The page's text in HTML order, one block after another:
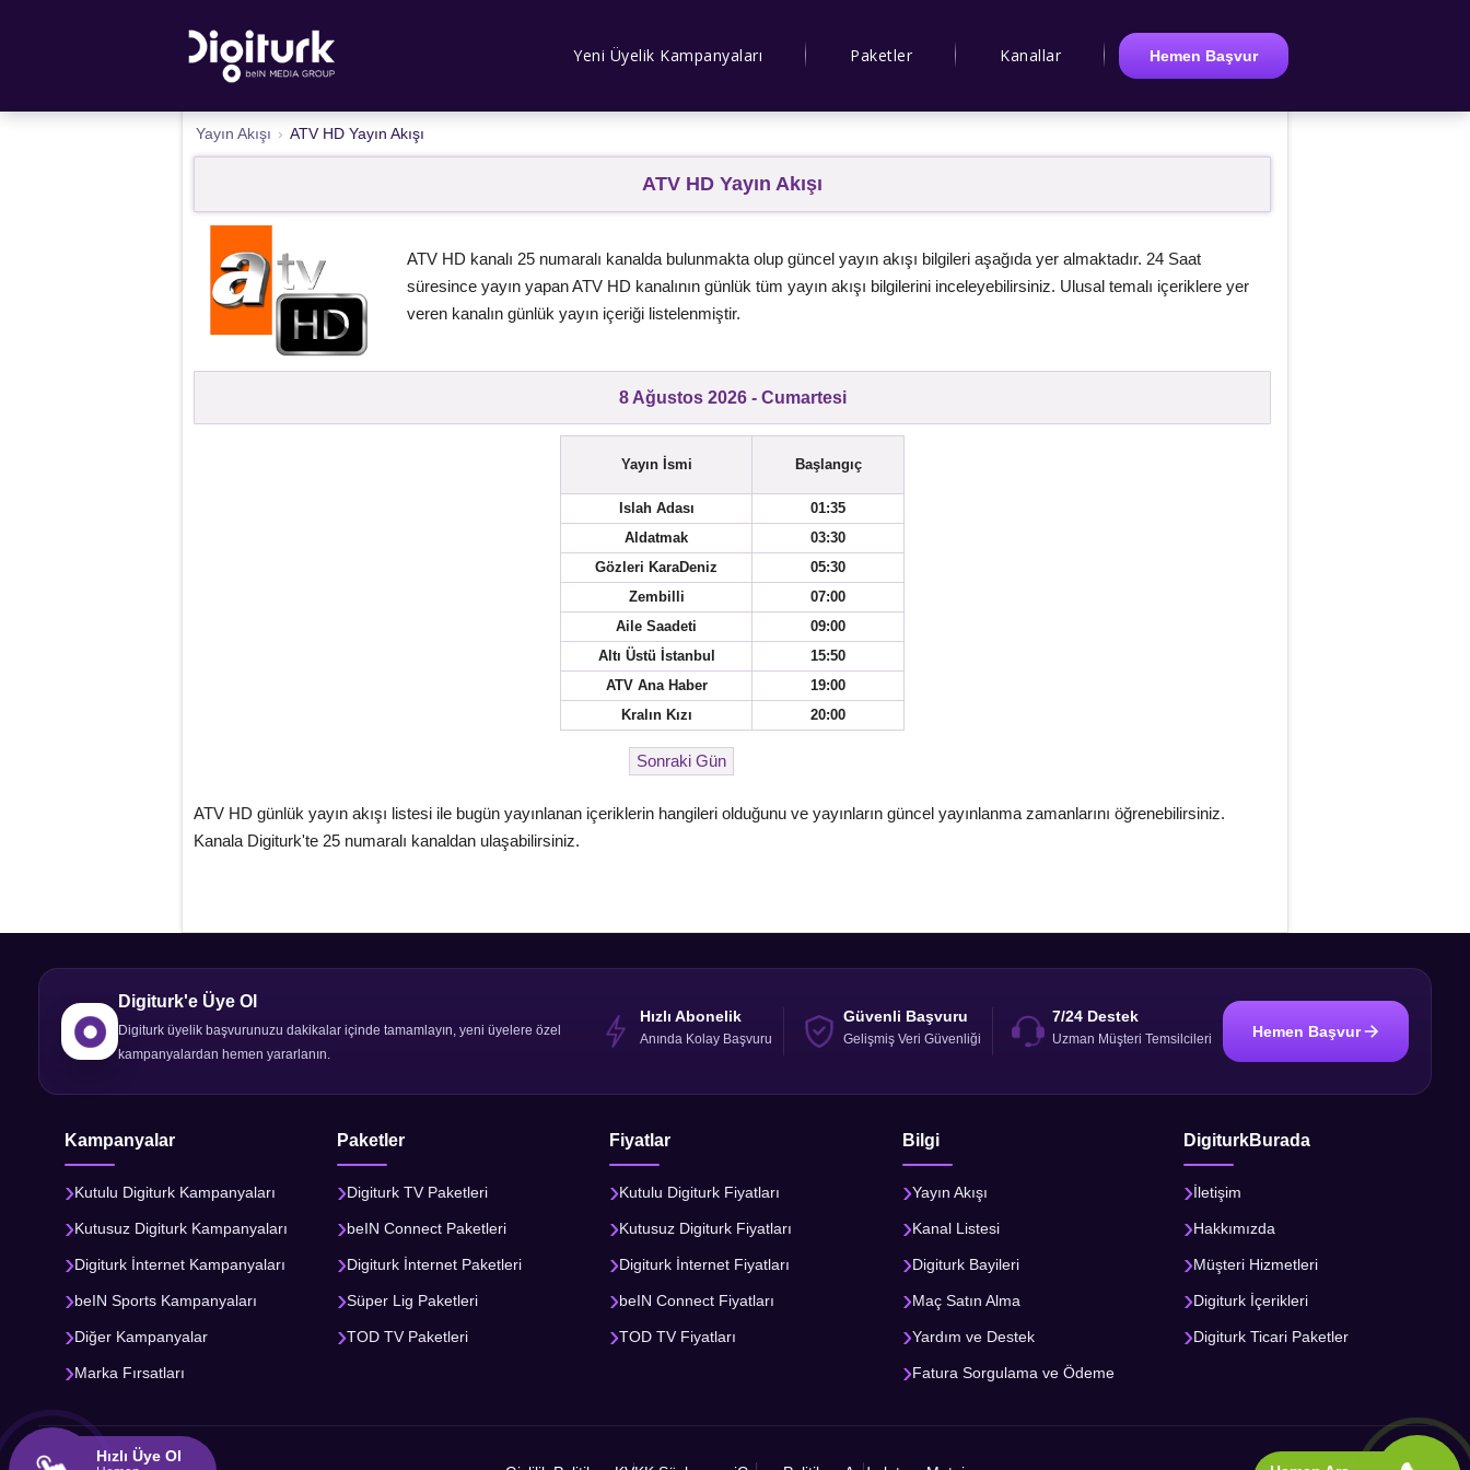
Yeni Üyelik Kampanyaları Paketler Kanallar Hemen Başvur
Yayın Akışı › ATV HD Yayın Akışı
ATV HD Yayın Akışı
ATV HD kanalı 25 numaralı kanalda bulunmakta olup güncel yayın akışı bilgileri aşağıda yer almaktadır. 24 Saat
süresince yayın yapan ATV HD kanalının günlük tüm yayın akışı bilgilerini inceleyebilirsiniz. Ulusal temalı içeriklere yer
veren kanalın günlük yayın içeriği listelenmiştir.
8 Ağustos 2026 - Cumartesi
Yayın İsmi Başlangıç
Islah Adası
01:35
Aldatmak
03:30
Gözleri KaraDeniz
05:30
Zembilli
07:00
Aile Saadeti
09:00
Altı Üstü İstanbul
15:50
ATV Ana Haber
19:00
Kralın Kızı
20:00
ATV HD günlük yayın akışı listesi ile bugün yayınlanan içeriklerin hangileri olduğunu ve yayınların güncel yayınlanma zamanlarını öğrenebilirsiniz.
Kanala Digiturk'te 25 numaralı kanaldan ulaşabilirsiniz.
Digiturk'e Üye Ol
Digiturk üyelik başvurunuzu dakikalar içinde tamamlayın, yeni üyelere özel
kampanyalardan hemen yararlanın.
Hızlı Abonelik
Anında Kolay Başvuru
Güvenli Başvuru
Gelişmiş Veri Güvenliği
7/24 Destek
Uzman Müşteri Temsilcileri Hemen Başvur
Kampanyalar
Kutulu Digiturk Kampanyaları
Kutusuz Digiturk Kampanyaları
Digiturk İnternet Kampanyaları
beIN Sports Kampanyaları
Diğer Kampanyalar
Marka Fırsatları
Paketler
Digiturk TV Paketleri
beIN Connect Paketleri
Digiturk İnternet Paketleri
Süper Lig Paketleri
TOD TV Paketleri
Fiyatlar
Kutulu Digiturk Fiyatları
Kutusuz Digiturk Fiyatları
Digiturk İnternet Fiyatları
beIN Connect Fiyatları
TOD TV Fiyatları
Bilgi
Yayın Akışı
Kanal Listesi
Digiturk Bayileri
Maç Satın Alma
Yardım ve Destek
Fatura Sorgulama ve Ödeme
DigiturkBurada
İletişim
Hakkımızda
Müşteri Hizmetleri
Digiturk İçerikleri
Digiturk Ticari Paketler
Hızlı Üye Ol